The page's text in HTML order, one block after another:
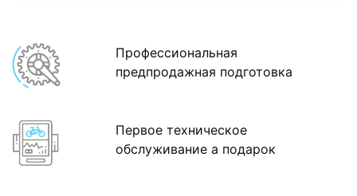
Профессиональная
предпродажная подготовка
Первое техническое
обслуживание а подарок